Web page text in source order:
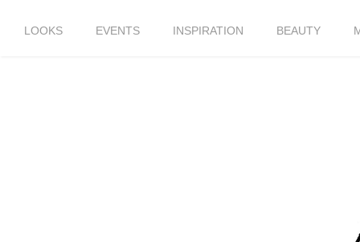
LOOKS EVENTS INSPIRATION BEAUTY